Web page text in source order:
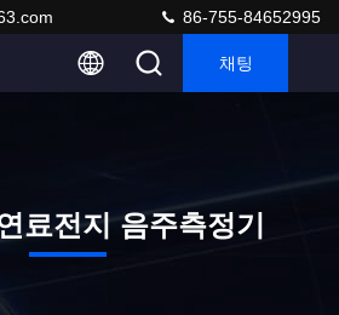
86-755-84652995
채팅
료전지 음주측정기